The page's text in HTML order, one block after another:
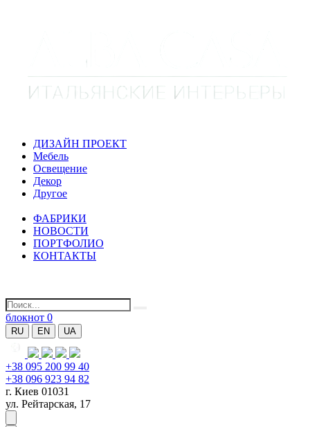
ДИЗАЙН ПРОЕКТ
Мебель
Освещение
Декор
Другое
ФАБРИКИ
НОВОСТИ
ПОРТФОЛИО
КОНТАКТЫ
блокнот 0
RU EN UA
+38 095 200 99 40
+38 096 923 94 82
г. Киев 01031
ул. Рейтарская, 17